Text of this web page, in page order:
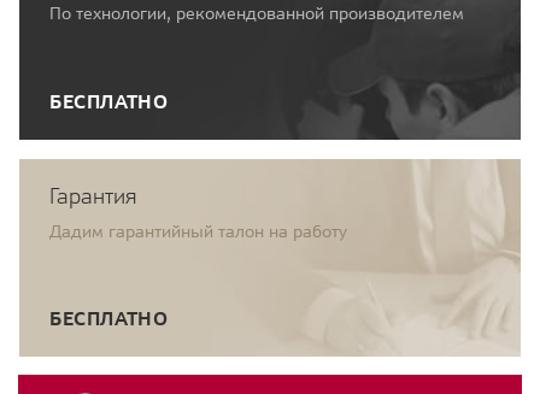
По технологии, рекомендованной производителем
БЕСПЛАТНО
Гарантия
Дадим гарантийный талон на работу
БЕСПЛАТНО